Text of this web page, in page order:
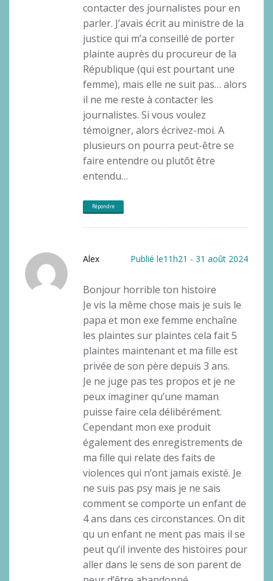
contacter des journalistes pour en
parler. J’avais écrit au ministre de la
justice qui m’a conseillé de porter
plainte auprès du procureur de la
République (qui est pourtant une
femme), mais elle ne suit pas… alors
il ne me reste à contacter les
journalistes. Si vous voulez
témoigner, alors écrivez-moi. A
plusieurs on pourra peut-être se
faire entendre ou plutôt être
entendu…
Répondre
Alex Publié le11h21 - 31 août 2024
Bonjour horrible ton histoire
Je vis la même chose mais je suis le
papa et mon exe femme enchaîne
les plaintes sur plaintes cela fait 5
plaintes maintenant et ma fille est
privée de son père depuis 3 ans.
Je ne juge pas tes propos et je ne
peux imaginer qu’une maman
puisse faire cela délibérément.
Cependant mon exe produit
également des enregistrements de
ma fille qui relate des faits de
violences qui n’ont jamais existé. Je
ne suis pas psy mais je ne sais
comment se comporte un enfant de
4 ans dans ces circonstances. On dit
qu un enfant ne ment pas mais il se
peut qu’il invente des histoires pour
aller dans le sens de son parent de